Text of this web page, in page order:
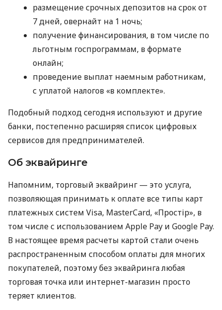
размещение срочных депозитов на срок от
7 дней, овернайт на 1 ночь;
получение финансирования, в том числе по
льготным госпрограммам, в формате
онлайн;
проведение выплат наемным работникам,
с уплатой налогов «в комплекте».
Подобный подход сегодня используют и другие
банки, постепенно расширяя список цифровых
сервисов для предпринимателей.
Об эквайринге
Напомним, торговый эквайринг — это услуга,
позволяющая принимать к оплате все типы карт
платежных систем Visa, MasterCard, «Простір», в
том числе с использованием Apple Pay и Google Pay.
В настоящее время расчеты картой стали очень
распространенным способом оплаты для многих
покупателей, поэтому без эквайринга любая
торговая точка или интернет-магазин просто
теряет клиентов.